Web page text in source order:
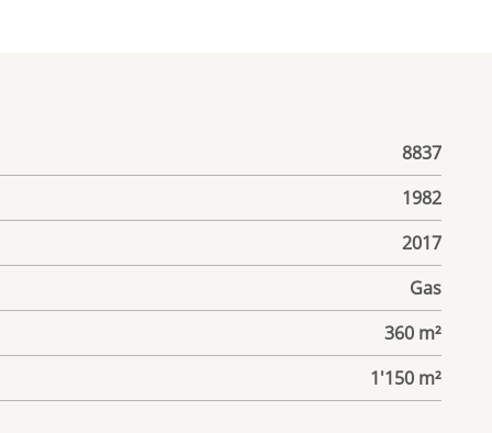
8837
1982
2017
Gas
360 m²
1'150 m²